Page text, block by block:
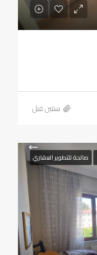
‏سنتين قبل
صالحة للتطوير العقاري